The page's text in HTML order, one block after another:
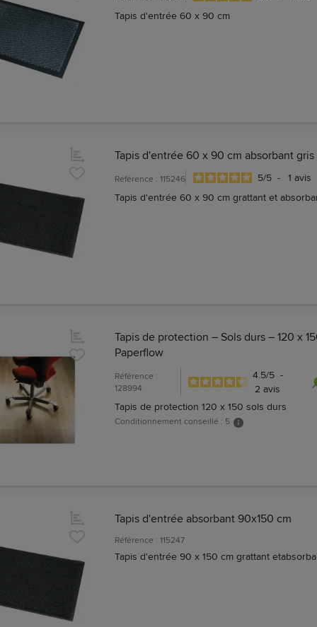
Tapis d'entrée 60 x 90 cm
Tapis d'entrée 60 x 90 cm absorbant gris
Référence : 115246 5/5 - 1 avis
Tapis d'entrée 60 x 90 cm grattant et
Tapis de protection – Sols durs – 120 x
Paperflow
Référence :
128994
4.5/5 -
2avis
Tapis de protection 120 x 150 sols durs
Conditionnement conseillé : 5
Tapis d'entrée absorbant 90x150 cm
Référence : 115247
Tapis d'entrée 90 x 150 cm grattant